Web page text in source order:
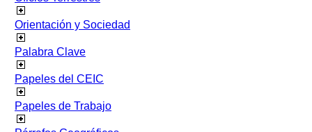
Orientación y Sociedad
Palabra Clave
Papeles del CEIC
Papeles de Trabajo